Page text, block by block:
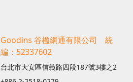
Goodins 谷楹網通有限公司 統
編：52337602
台北市大安區信義路四段187號3樓之2